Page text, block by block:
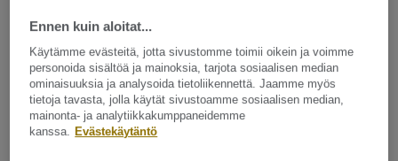
Katso kaikki kuosit - NCS ja LRV (1096)
Ennen kuin aloitat...
Käytämme evästeitä, jotta sivustomme toimii oikein ja voimme
personoida sisältöä ja mainoksia, tarjota sosiaalisen median
ominaisuuksia ja analysoida tietoliikennettä. Jaamme myös
tietoja tavasta, jolla käytät sivustoamme sosiaalisen median,
mainonta- ja analytiikkakumppaneidemme
kanssa. Evästekäytäntö